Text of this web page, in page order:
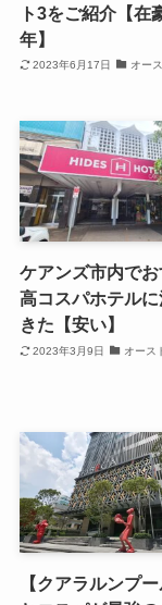
ト3をご紹介【在
年】
2023年6月17日 オー
ケアンズ市内で
高コスパホテル
きた【安い】
2023年3月9日 オース
【クアラルンプ